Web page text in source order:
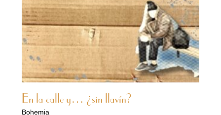
En la calle y… ¿sin llavín?
Bohemia